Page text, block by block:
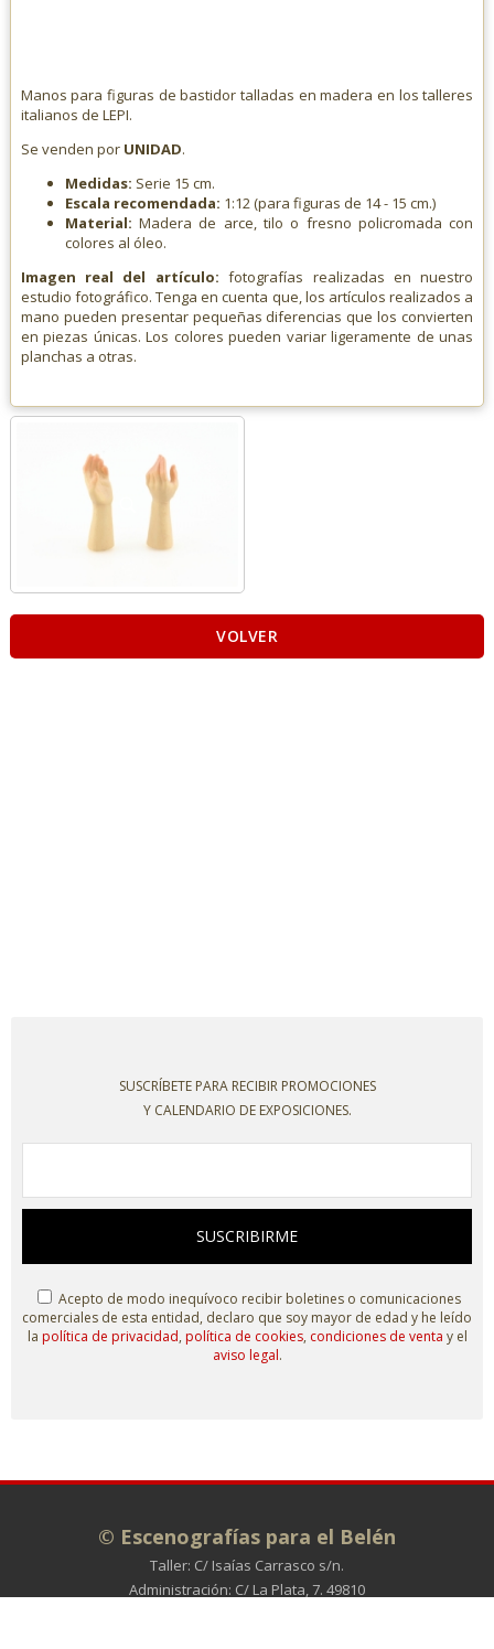
Manos para figuras de bastidor talladas en madera en los talleres
italianos de LEPI.
Se venden por UNIDAD.
Medidas: Serie 15 cm.
Escala recomendada: 1:12 (para figuras de 14 - 15 cm.)
Material: Madera de arce, tilo o fresno policromada con
colores al óleo.
Imagen real del artículo: fotografías realizadas en nuestro
estudio fotográfico. Tenga en cuenta que, los artículos realizados a
mano pueden presentar pequeñas diferencias que los convierten
en piezas únicas. Los colores pueden variar ligeramente de unas
planchas a otras.
VOLVER
SUSCRÍBETE PARA RECIBIR PROMOCIONES
Y CALENDARIO DE EXPOSICIONES.
SUSCRIBIRME
Acepto de modo inequívoco recibir boletines o comunicaciones
comerciales de esta entidad, declaro que soy mayor de edad y he leído
la política de privacidad, política de cookies, condiciones de venta y el
aviso legal.
© Escenografías para el Belén
Taller: C/ Isaías Carrasco s/n.
Administración: C/ La Plata, 7. 49810